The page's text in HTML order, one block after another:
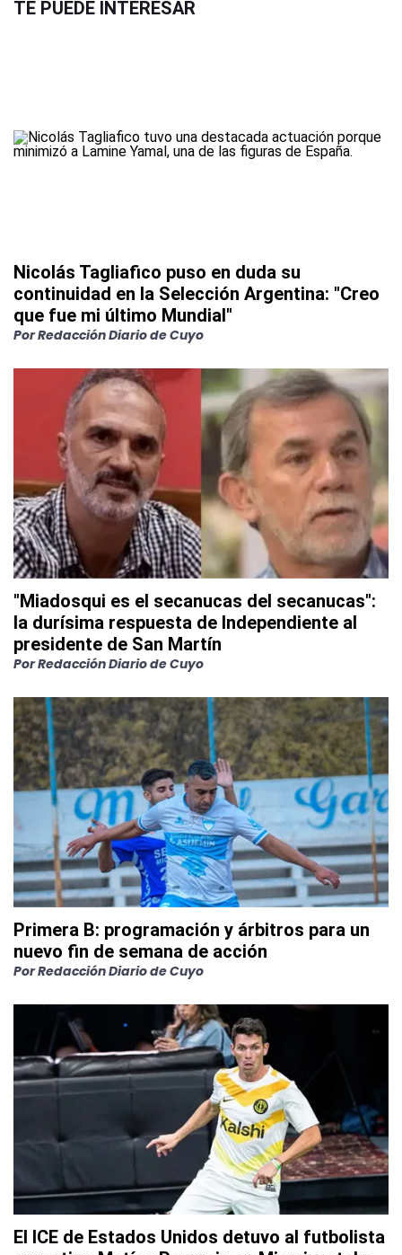
TE PUEDE INTERESAR
Nicolás Tagliafico puso en duda su
continuidad en la Selección Argentina: "Creo
que fue mi último Mundial"
PorRedacción Diario de Cuyo
"Miadosqui es el secanucas del secanucas":
la durísima respuesta de Independiente al
presidente de San Martín
PorRedacción Diario de Cuyo
Primera B: programación y árbitros para un
nuevo fin de semana de acción
PorRedacción Diario de Cuyo
El ICE de Estados Unidos detuvo al futbolista